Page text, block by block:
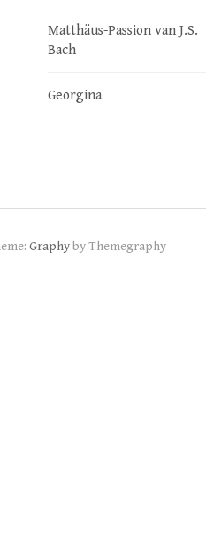
Matthäus-Passion van J.S.
Bach
Georgina
Graphyby Themegraphy